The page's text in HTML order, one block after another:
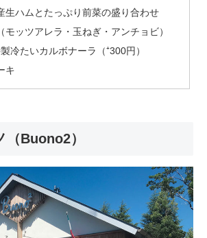
生ハムとたっぷり前菜の盛り合わせ
モッツアレラ・玉ねぎ・アンチョビ）
冷たいカルボナーラ（⁺300円）
キ
（Buono2）